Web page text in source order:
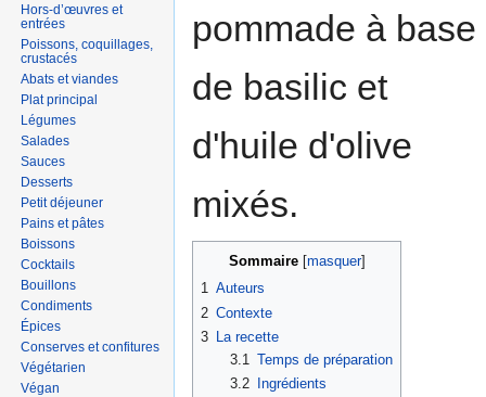
pommade à base
de basilic et
d'huile d'olive
mixés.
Sommaire
1 Auteurs
2 Contexte
3 La recette
3.1 Temps de préparation
3.2
Ingrédients
Hors-d’œuvres et
entrées
Poissons, coquillages,
crustacés
Abats et viandes
Plat principal
Légumes
Salades
Sauces
Desserts
Petit déjeuner
Pains et pâtes
Boissons
Cocktails
Bouillons
Condiments
Épices
Conserves et confitures
Végétarien
Végan